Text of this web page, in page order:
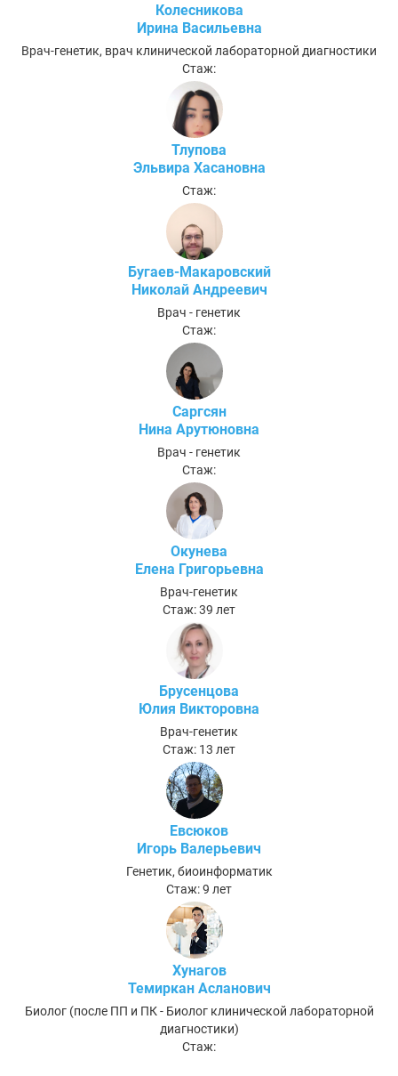
Колесникова
Ирина Васильевна
Врач-генетик, врач клинической лабораторной диагностики
Стаж:
Тлупова
Эльвира Хасановна
Стаж:
Бугаев-Макаровский
Николай Андреевич
Врач - генетик
Стаж:
Саргсян
Нина Арутюновна
Врач - генетик
Стаж:
Окунева
Елена Григорьевна
Врач-генетик
Стаж: 39 лет
Брусенцова
Юлия Викторовна
Врач-генетик
Стаж: 13 лет
Евсюков
Игорь Валерьевич
Генетик, биоинформатик
Стаж: 9 лет
Хунагов
Темиркан Асланович
Биолог (после ПП и ПК - Биолог клинической лабораторной
диагностики)
Стаж: